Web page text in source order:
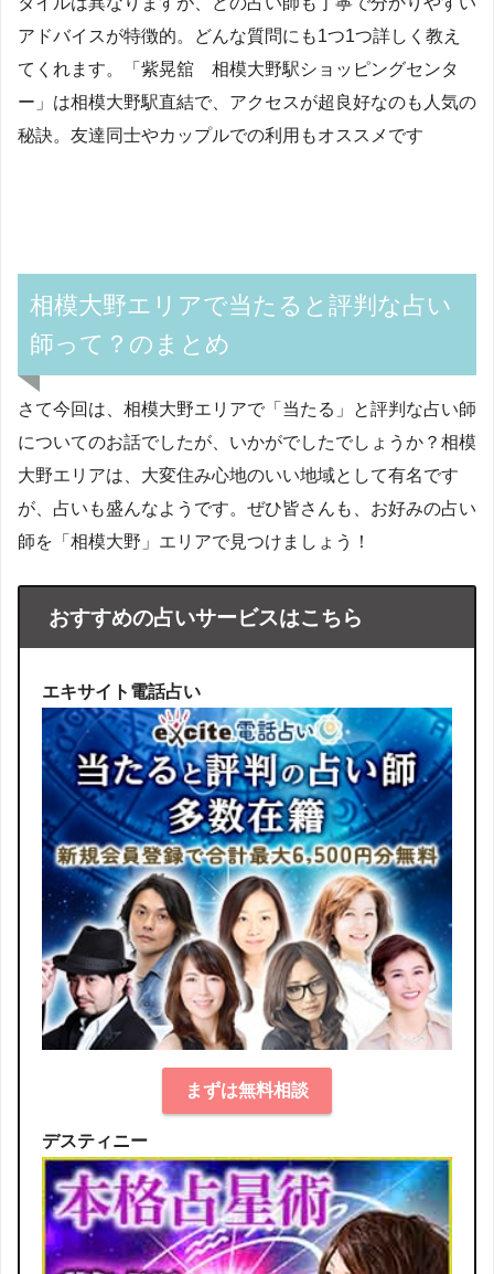
アドバイスが特徴的。どんな質問にも1つ1つ詳しく教え
てくれます。「紫晃舘 相模大野駅ショッピングセンタ
ー」は相模大野駅直結で、アクセスが超良好なのも人気の
秘訣。友達同士やカップルでの利用もオススメです
相模大野エリアで当たると評判な占い
師って？のまとめ
さて今回は、相模大野エリアで「当たる」と評判な占い師
についてのお話でしたが、いかがでしたでしょうか？相模
大野エリアは、大変住み心地のいい地域として有名です
が、占いも盛んなようです。ぜひ皆さんも、お好みの占い
師を「相模大野」エリアで見つけましょう！
おすすめの占いサービスはこちら
エキサイト電話占い
まずは無料相談
デスティニー